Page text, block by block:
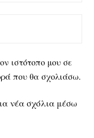
ιστότοπο μου σε
που θα σχολιάσω.
νέα σχόλια μέσω